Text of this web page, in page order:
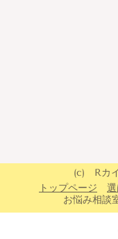
(c) Rカ
トップページ
お悩み相談